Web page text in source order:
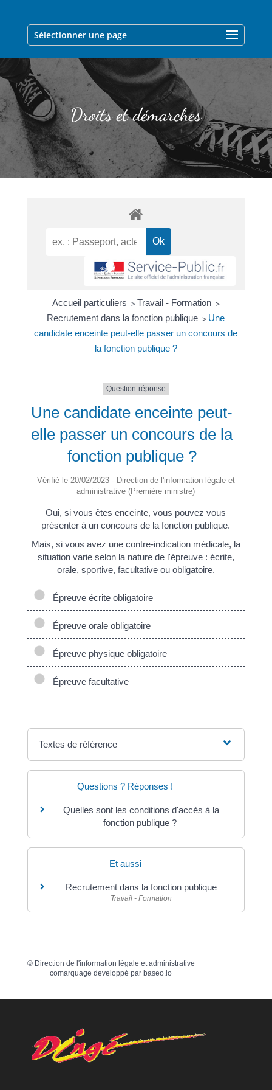
Sélectionner une page
Droits et démarches
Accueil particuliers > Travail - Formation >
Recrutement dans la fonction publique > Une
candidate enceinte peut-elle passer un concours de
la fonction publique ?
Question-réponse
Une candidate enceinte peut-
elle passer un concours de la
fonction publique ?
Vérifié le 20/02/2023 - Direction de l'information légale et
administrative (Première ministre)
Oui, si vous êtes enceinte, vous pouvez vous
présenter à un concours de la fonction publique.
Mais, si vous avez une contre-indication médicale, la
situation varie selon la nature de l'épreuve : écrite,
orale, sportive, facultative ou obligatoire.
Épreuve écrite obligatoire
Épreuve orale obligatoire
Épreuve physique obligatoire
Épreuve facultative
Textes de référence
Questions ? Réponses !
Quelles sont les conditions d'accès à la
fonction publique ?
Et aussi
Recrutement dans la fonction publique
Travail - Formation
© Direction de l'information légale et administrative
comarquage developpé par baseo.io